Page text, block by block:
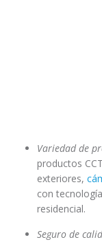
Bokysee La
controles de
confiable y
Excelencia
vigilancia de
las soluciones